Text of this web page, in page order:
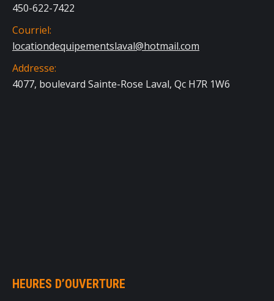
450-622-7422
Courriel:
locationdequipementslaval@hotmail.com
Addresse:
4077, boulevard Sainte-Rose Laval, Qc H7R 1W6
HEURES D’OUVERTURE